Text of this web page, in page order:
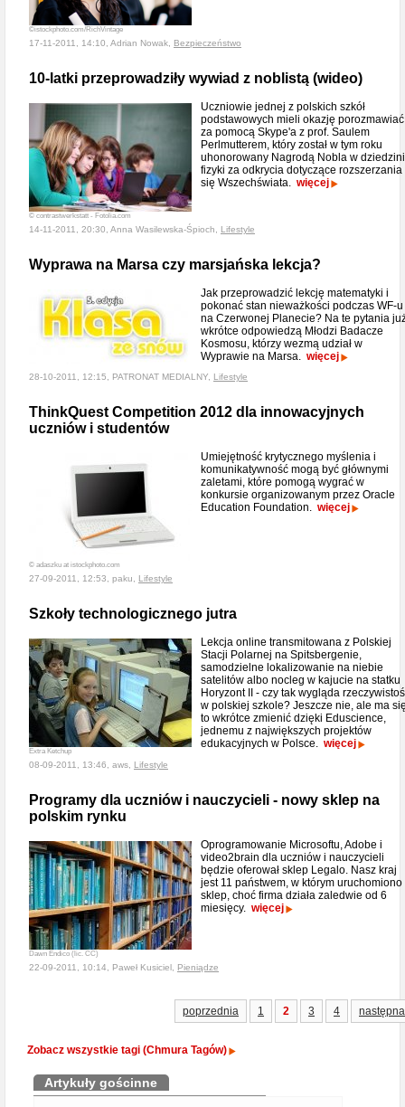
©istockphoto.com/RichVintage
17-11-2011, 14:10, Adrian Nowak, Bezpieczeństwo
10-latki przeprowadziły wywiad z noblistą (wideo)
© contrastwerkstatt - Fotolia.com
Uczniowie jednej z polskich szkół
podstawowych mieli okazję porozmawiać
za pomocą Skype'a z prof. Saulem
Perlmutterem, który został w tym roku
uhonorowany Nagrodą Nobla w
fizyki za odkrycia dotyczące rozszerzania
się Wszechświata. więcej
14-11-2011, 20:30, Anna Wasilewska-Śpioch, Lifestyle
Wyprawa na Marsa czy marsjańska lekcja?
Jak przeprowadzić lekcję matematyki i
pokonać stan nieważkości podczas WF-u
na Czerwonej Planecie? Na te pytania
wkrótce odpowiedzą Młodzi Badacze
Kosmosu, którzy wezmą udział w
Wyprawie na Marsa. więcej
28-10-2011, 12:15, PATRONAT MEDIALNY, Lifestyle
ThinkQuest Competition 2012 dla innowacyjnych
uczniów i studentów
© adaszku at istockphoto.com
Umiejętność krytycznego myślenia i
komunikatywność mogą być głównymi
zaletami, które pomogą wygrać w
konkursie organizowanym przez Oracle
Education Foundation. więcej
27-09-2011, 12:53, paku, Lifestyle
Szkoły technologicznego jutra
Extra Ketchup
Lekcja online transmitowana z Polskiej
Stacji Polarnej na Spitsbergenie,
samodzielne lokalizowanie na niebie
satelitów albo nocleg w kajucie na statku
Horyzont II - czy tak wygląda
w polskiej szkole? Jeszcze nie, ale ma
to wkrótce zmienić dzięki Eduscience,
jednemu z największych projektów
edukacyjnych w Polsce. więcej
08-09-2011, 13:46, aws, Lifestyle
Programy dla uczniów i nauczycieli - nowy sklep na
polskim rynku
Dawn Endico (lic. CC)
Oprogramowanie Microsoftu, Adobe i
video2brain dla uczniów i nauczycieli
będzie oferował sklep Legalo. Nasz kraj
jest 11 państwem, w którym uruchomiono
sklep, choć firma działa zaledwie od 6
miesięcy. więcej
22-09-2011, 10:14, Paweł Kusiciel, Pieniądze
poprzednia 1 2 3 4 następna
Zobacz wszystkie tagi (Chmura Tagów)
Artykuły gościnne